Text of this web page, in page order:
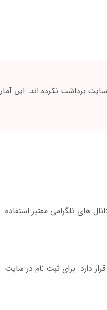
پوکر هیچ وجهی از سایت برداشت نکرده اند. این آمار
های تلگرامی معتبر استفاده
دارد. برای ثبت نام در سایت